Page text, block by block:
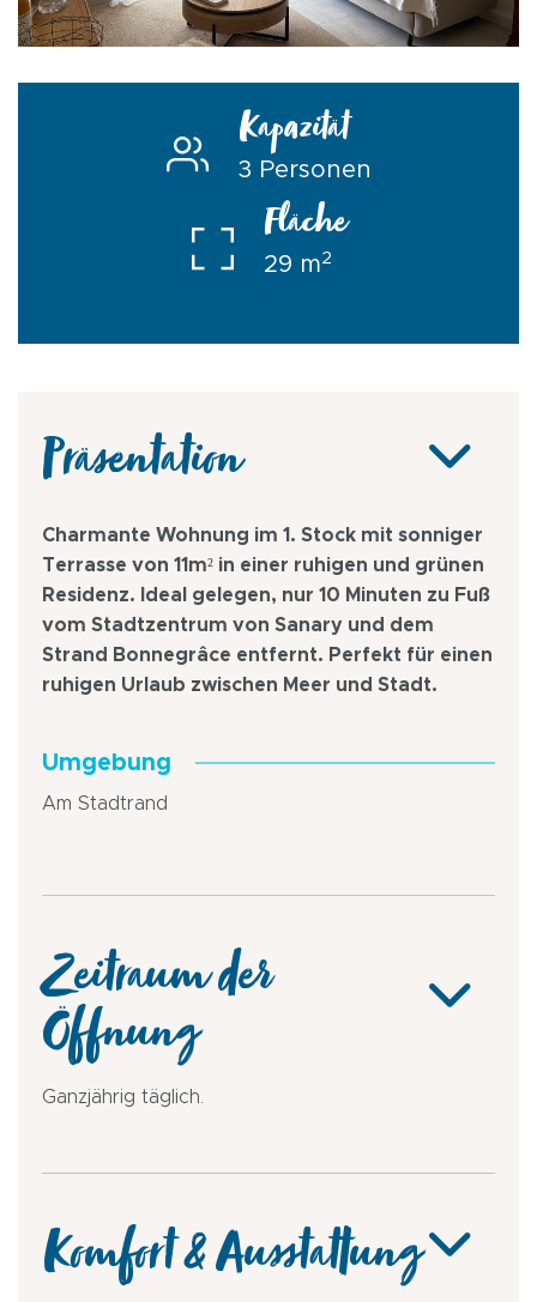
Kapazität
3 Personen
Fläche
29 m2
Präsentation
Charmante Wohnung im 1. Stock mit sonniger
Terrasse von 11m² in einer ruhigen und grünen
Residenz. Ideal gelegen, nur 10 Minuten zu Fuß
vom Stadtzentrum von Sanary und dem
Strand Bonnegrâce entfernt. Perfekt für einen
ruhigen Urlaub zwischen Meer und Stadt.
Umgebung
Am Stadtrand
Zeitraum der
Öffnung
Ganzjährig täglich.
Komfort & Ausstattung